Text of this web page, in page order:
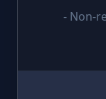
- Non-